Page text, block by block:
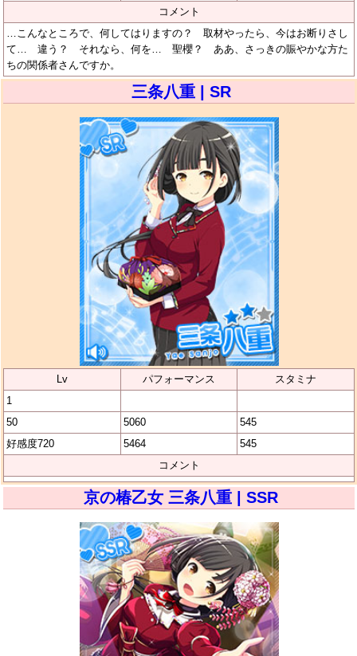
コメント
…こんなところで、何してはりますの？ 取材やったら、今はお断りさし
て… 違う？ それなら、何を… 聖櫻？ ああ、さっきの賑やかな方た
ちの関係者さんですか。
三条八重 | SR
Lv パフォーマンス
スタミナ
1
50
5060
545
好感度720
5464
545
コメント
京の椿乙女 三条八重 | SSR